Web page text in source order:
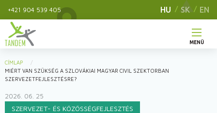
tartalomra
+421 904 539 405 HU SK EN
Main
navigation
MENÜ
You
here
CÍMLAP
MIÉRT VAN SZÜKSÉG A SZLOVÁKIAI MAGYAR CIVIL SZEKTORBAN
SZERVEZETFEJLESZTÉSRE?
2026. 06. 25
SZERVEZET- ÉS KÖZÖSSÉGFEJLESZTÉS